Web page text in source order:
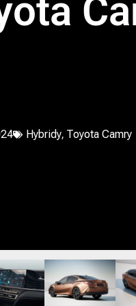
Hybridy, Toyota Camry